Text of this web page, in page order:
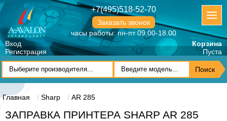
+7(495)518-52-70
Заказать звонок
часы работы: пн-пт 09.00-18.00
Вход
Регистрация
Корзина
Пуста
Главная Sharp AR 285
ЗАПРАВКА ПРИНТЕРА SHARP AR 285